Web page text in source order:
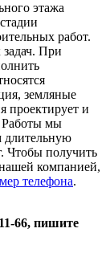
этажа
работ.
При
земляные
проектирует и
Работы мы
длительную
Чтобы получить
компанией,
телефона.
66, пишите